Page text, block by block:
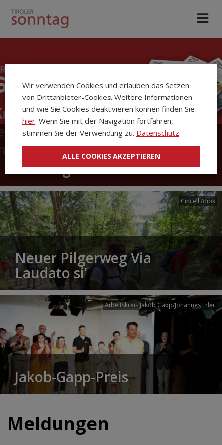
Die Kirchenzeitung Tiroler
Sonntag
Cincelli/dibk
Neuer Pilgerweg Via
Laudato si’
Arbeitskreis Jakob Gapp/Johannes Erler
Jakob-Gapp-Preis
Meldungen
Wir verwenden Cookies und erlauben das Setzen
von Drittanbieter-Cookies. Weitere Informationen
und wie Sie Cookies deaktivieren können finden Sie
hier. Wenn Sie mit der Navigation fortfahren,
stimmen Sie der Verwendung zu. Datenschutz
ALLE COOKIES AKZEPTIEREN